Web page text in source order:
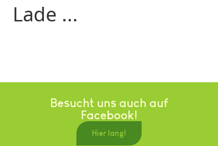
Lade ...
Besucht uns auch auf
Facebook!
Hier lang!